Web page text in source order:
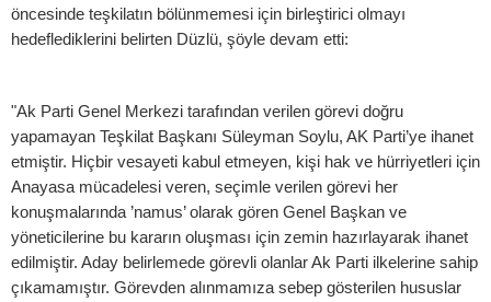
öncesinde teşkilatın bölünmemesi için birleştirici olmayı
hedeflediklerini belirten Düzlü, şöyle devam etti:
"Ak Parti Genel Merkezi tarafından verilen görevi doğru
yapamayan Teşkilat Başkanı Süleyman Soylu, AK Parti’ye ihanet
etmiştir. Hiçbir vesayeti kabul etmeyen, kişi hak ve hürriyetleri için
Anayasa mücadelesi veren, seçimle verilen görevi her
konuşmalarında ’namus’ olarak gören Genel Başkan ve
yöneticilerine bu kararın oluşması için zemin hazırlayarak ihanet
edilmiştir. Aday belirlemede görevli olanlar Ak Parti ilkelerine sahip
çıkamamıştır. Görevden alınmamıza sebep gösterilen hususlar